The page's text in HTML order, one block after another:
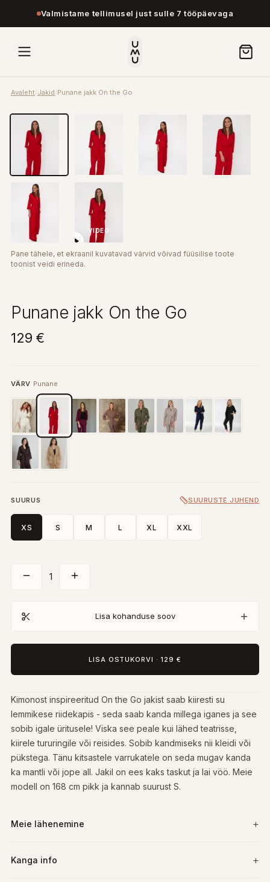
Valmistame tellimusel just sulle 7 tööpäevaga
Avaleht/Jakid/Punane jakk On the Go
VIDEO
Pane tähele, et ekraanil kuvatavad värvid võivad füüsilise toote
toonist veidi erineda.
Punane jakk On the Go
129 €
VÄRV Punane
SUURUS SUURUSTE JUHEND
XS S M L XL XXL
1
Lisa kohanduse soov
LISA OSTUKORVI ·129 €
Kimonost inspireeritud On the Go jakist saab kiiresti su
lemmikese riidekapis - seda saab kanda millega iganes ja see
sobib igale üritusele! Viska see peale kui lähed teatrisse,
kiirele tururingile või reisides. Sobib kandmiseks nii kleidi või
pükstega. Tänu kitsastele varrukatele on seda mugav kanda
ka mantli või jope all. Jakil on ees kaks taskut ja lai vöö. Meie
modell on 168 cm pikk ja kannab suurust S.
Meie lähenemine
Kanga info